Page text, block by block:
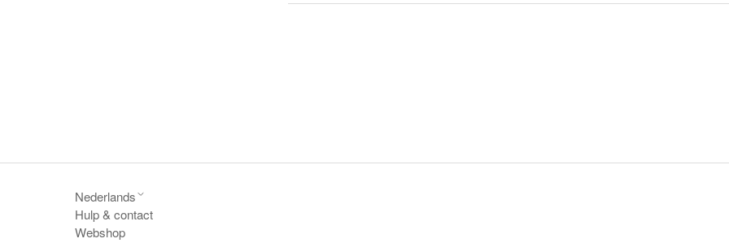
Nederlands
Hulp & contact
Webshop